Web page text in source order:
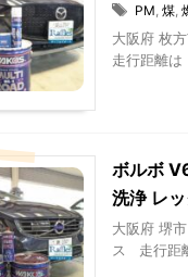
PM, 煤,
大阪府 枚
走行距離
ボルボ
洗浄 レ
大阪府 堺
ス 走行距